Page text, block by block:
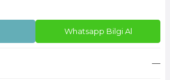
Whatsapp Bilgi Al